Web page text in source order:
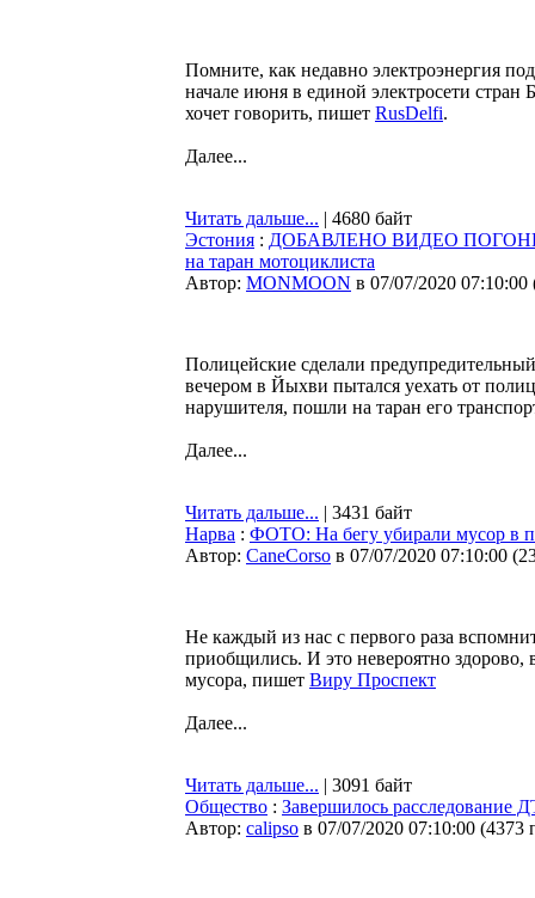
Помните, как недавно электроэнергия
начале июня в единой электросети
хочет говорить, пишет RusDelfi.
Далее...
Читать дальше... | 4680 байт
Эстония : ДОБАВЛЕНО ВИДЕО ПОГОНИ.
на таран мотоциклиста
Автор: MONMOON в 07/07/2020 07:10:00
Полицейские сделали
вечером в Йыхви пытался уехать от
нарушителя, пошли на таран его
Далее...
Читать дальше... | 3431 байт
Нарва : ФОТО: На бегу убирали мусор в
Автор: CaneCorso в 07/07/2020 07:10:00 (
Не каждый из нас с первого раза
приобщились. И это невероятно
мусора, пишет Виру Проспект
Далее...
Читать дальше... | 3091 байт
Общество : Завершилось
Автор: calipso в 07/07/2020 07:10:00 (4373